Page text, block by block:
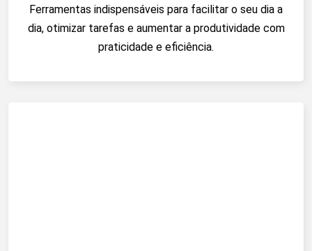
Ferramentas indispensáveis para facilitar o seu dia a
dia, otimizar tarefas e aumentar a produtividade com
praticidade e eficiência.